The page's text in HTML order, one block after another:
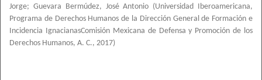
Jorge; Guevara Bermúdez, José Antonio (Universidad Iberoamericana,
Programa de Derechos Humanos de la Dirección General de Formación e
Incidencia IgnacianasComisión Mexicana de Defensa y Promoción de los
Derechos Humanos, A. C., 2017)